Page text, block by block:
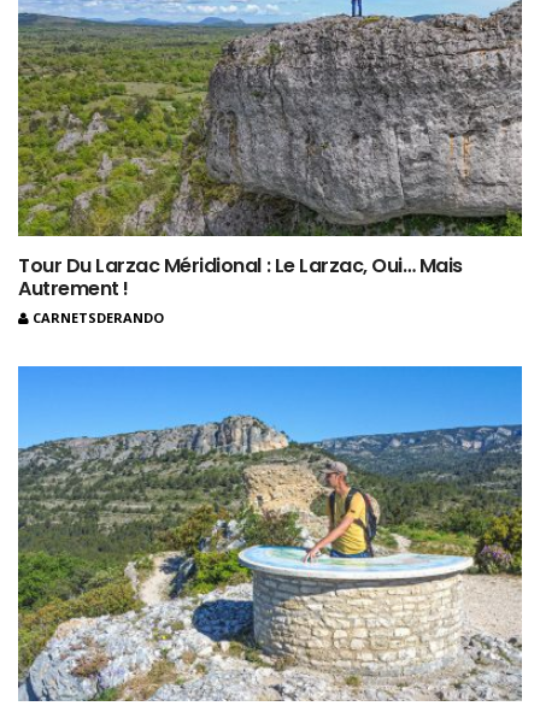
Tour Du Larzac Méridional : Le Larzac, Oui… Mais
Autrement !
CARNETSDERANDO